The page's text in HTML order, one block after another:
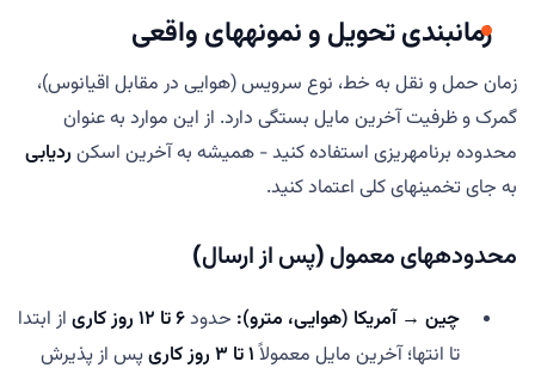
زمانبندی تحویل و نمونههای واقعی
زمان حمل و نقل به خط، نوع سرویس (هوایی در مقابل اقیانوس)،
گمرک و ظرفیت آخرین مایل بستگی دارد. از این موارد به عنوان
محدوده برنامهریزی استفاده کنید - همیشه به آخرین اسکن ردیابی
به جای تخمینهای کلی اعتماد کنید.
محدودههای معمول (پس از ارسال)
چین → آمریکا (هوایی، مترو): حدود۶ تا ۱۲ روز کاری
از ابتدا
تا انتها؛ آخرین مایل معمولاً۱ تا ۳ روز کاری
پس از پذیرش